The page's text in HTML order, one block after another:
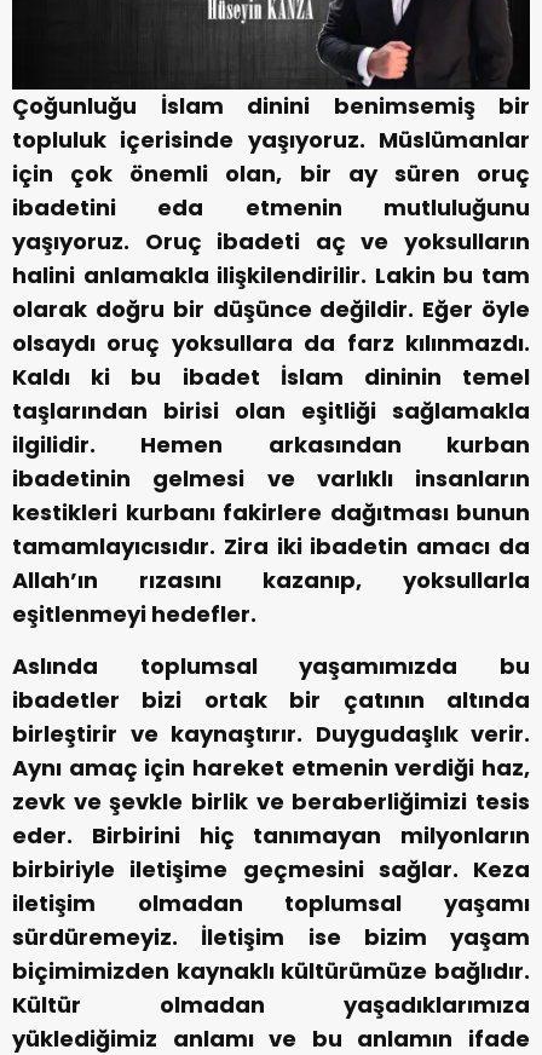
Çoğunluğu İslam dinini benimsemiş bir
topluluk içerisinde yaşıyoruz. Müslümanlar
için çok önemli olan, bir ay süren oruç
ibadetini eda etmenin mutluluğunu
yaşıyoruz. Oruç ibadeti aç ve yoksulların
halini anlamakla ilişkilendirilir. Lakin bu tam
olarak doğru bir düşünce değildir. Eğer öyle
olsaydı oruç yoksullara da farz kılınmazdı.
Kaldı ki bu ibadet İslam dininin temel
taşlarından birisi olan eşitliği sağlamakla
ilgilidir. Hemen arkasından kurban
ibadetinin gelmesi ve varlıklı insanların
kestikleri kurbanı fakirlere dağıtması bunun
tamamlayıcısıdır. Zira iki ibadetin amacı da
Allah’ın rızasını kazanıp, yoksullarla
eşitlenmeyi hedefler.
Aslında toplumsal yaşamımızda bu
ibadetler bizi ortak bir çatının altında
birleştirir ve kaynaştırır. Duygudaşlık verir.
Aynı amaç için hareket etmenin verdiği haz,
zevk ve şevkle birlik ve beraberliğimizi tesis
eder. Birbirini hiç tanımayan milyonların
birbiriyle iletişime geçmesini sağlar. Keza
iletişim olmadan toplumsal yaşamı
sürdüremeyiz. İletişim ise bizim yaşam
biçimimizden kaynaklı kültürümüze bağlıdır.
Kültür olmadan yaşadıklarımıza
yüklediğimiz anlamı ve bu anlamın ifade